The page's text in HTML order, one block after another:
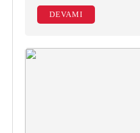
Duyurusu kapsamında” Ortopedi
alan grubu (Ek 3F- 1)” SUT
DEVAMI